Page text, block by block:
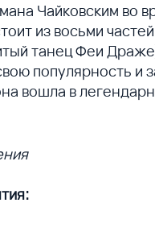
Чайковским во
из восьми
танец Феи
популярность и
вошла в